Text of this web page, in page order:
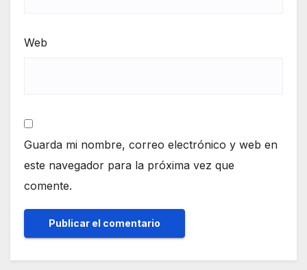
Web
Guarda mi nombre, correo electrónico y web en
este navegador para la próxima vez que
comente.